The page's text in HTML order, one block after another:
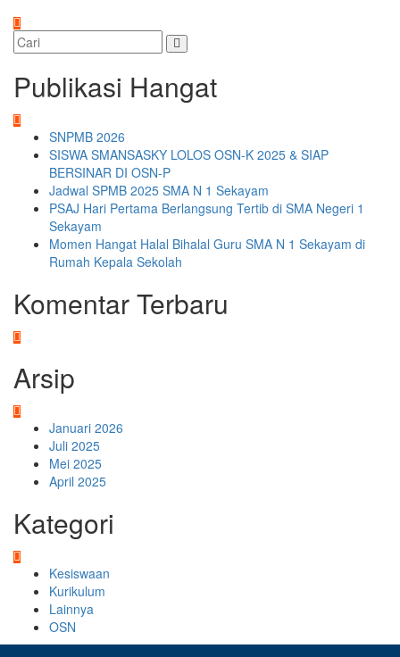
Publikasi Hangat
SNPMB 2026
SISWA SMANSASKY LOLOS OSN-K 2025 & SIAP
BERSINAR DI OSN-P
Jadwal SPMB 2025 SMA N 1 Sekayam
PSAJ Hari Pertama Berlangsung Tertib di SMA Negeri 1
Sekayam
Momen Hangat Halal Bihalal Guru SMA N 1 Sekayam di
Rumah Kepala Sekolah
Komentar Terbaru
Arsip
Januari 2026
Juli 2025
Mei 2025
April 2025
Kategori
Kesiswaan
Kurikulum
Lainnya
OSN